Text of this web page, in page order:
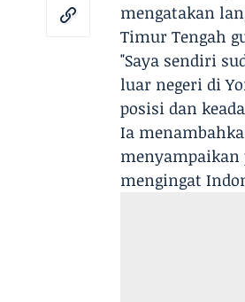
mengatakan
Timur Tengah
"Saya sendiri
luar negeri di
posisi dan
Ia
menyampaikan
mengingat